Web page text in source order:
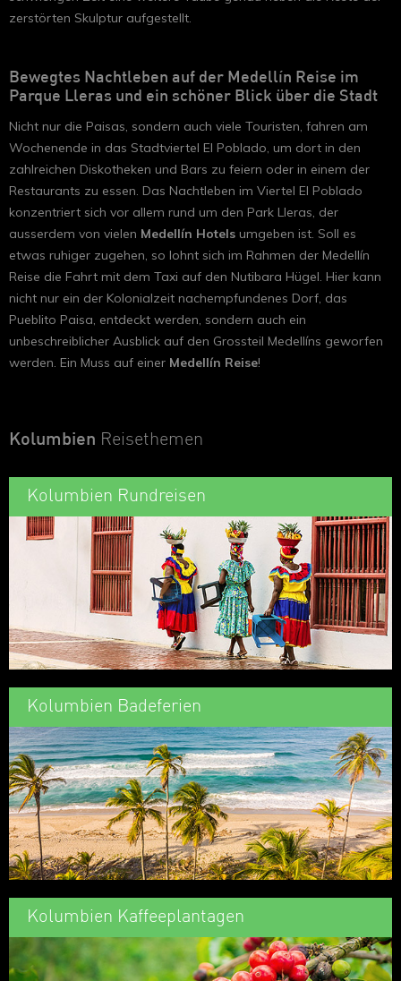
zerstörten Skulptur aufgestellt.
Bewegtes Nachtleben auf der Medellín Reise im
Parque Lleras und ein schöner Blick über die Stadt
Nicht nur die Paisas, sondern auch viele Touristen, fahren am
Wochenende in das Stadtviertel El Poblado, um dort in den
zahlreichen Diskotheken und Bars zu feiern oder in einem der
Restaurants zu essen. Das Nachtleben im Viertel El Poblado
konzentriert sich vor allem rund um den Park Lleras, der
ausserdem von vielen Medellín Hotels umgeben ist. Soll es
etwas ruhiger zugehen, so lohnt sich im Rahmen der Medellín
Reise die Fahrt mit dem Taxi auf den Nutibara Hügel. Hier kann
nicht nur ein der Kolonialzeit nachempfundenes Dorf, das
Pueblito Paisa, entdeckt werden, sondern auch ein
unbeschreiblicher Ausblick auf den Grossteil Medellíns geworfen
werden. Ein Muss auf einer Medellín Reise!
Kolumbien Reisethemen
Kolumbien Rundreisen
Kolumbien Badeferien
Kolumbien Kaffeeplantagen